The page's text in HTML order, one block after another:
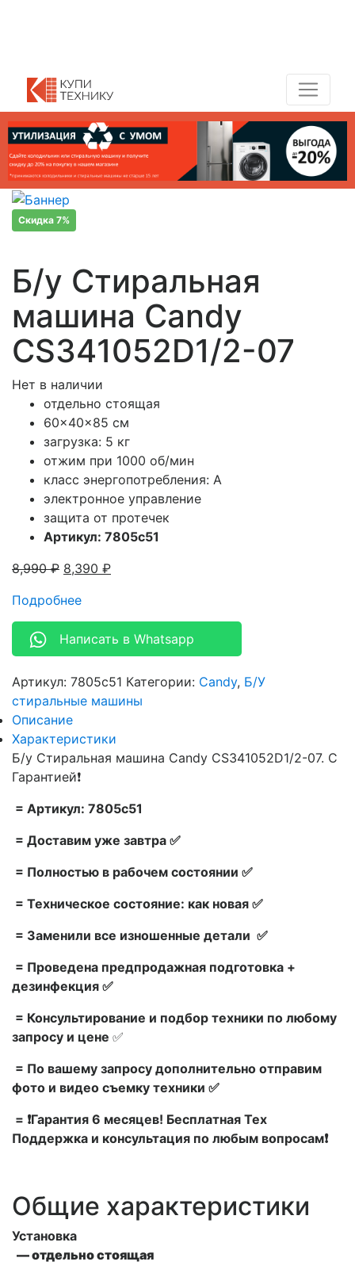
Скидка 7%
Б/у Стиральная
машина Candy
CS341052D1/2-07
Нет в наличии
отдельно стоящая
60x40x85 см
загрузка: 5 кг
отжим при 1000 об/мин
класс энергопотребления: A
электронное управление
защита от протечек
Артикул: 7805c51
8,990₽ 8,390 ₽
Подробнее
Написать в Whatsapp
Артикул: 7805c51 Категории: Candy, Б/У
стиральные машины
Описание
Характеристики
Б/у Стиральная машина Candy CS341052D1/2-07. С
Гарантией❗
= Артикул: 7805c51
= Доставим уже завтра ✅
= Полностью в рабочем состоянии ✅
= Техническое состояние: как новая ✅
= Заменили все изношенные детали ✅
= Проведена предпродажная подготовка +
дезинфекция ✅
= Консультирование и подбор техники по любому
запросу и цене ✅
= По вашему запросу дополнительно отправим
фото и видео съемку техники ✅
= ❗Гарантия 6 месяцев! Бесплатная Тех
Поддержка и консультация по любым вопросам❗
Общие характеристики
Установка
— отдельно стоящая